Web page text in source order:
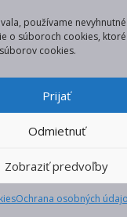
používame
o súboroch cookies,
cookies.
Prijať
Odmietnuť
Zobraziť predvoľby
Ochrana osobných